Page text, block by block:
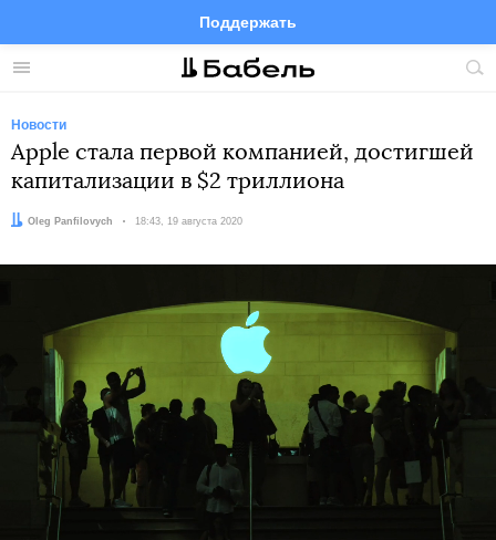
Меню
Поддержать
FacebookTelegramTwitter
Новости
Apple стала первой компанией, достигшей
капитализации в $2 триллиона
Автор:
Oleg Panfilovych Дата:
18:43, 19 августа 2020